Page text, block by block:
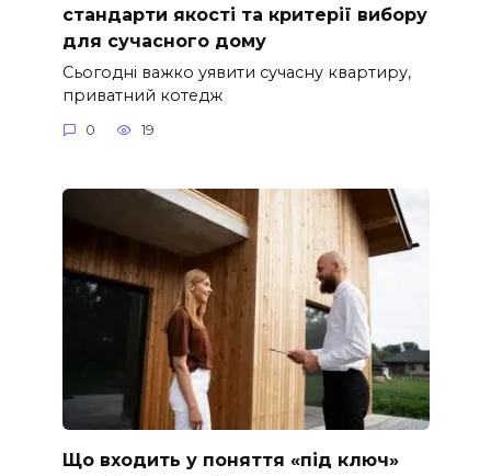
стандарти якості та критерії вибору
для сучасного дому
Сьогодні важко уявити сучасну квартиру,
приватний котедж
0 19
Що входить у поняття «під ключ»